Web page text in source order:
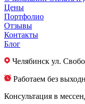
Цены
Портфолио
Отзывы
Контакты
Блог
Челябинск ул.
Работаем без
Консультация в